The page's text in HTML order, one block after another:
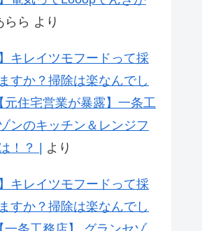
らら より
キレイツモフードって採
すか？掃除は楽なんでし
【元住宅営業が暴露】一条工
ンのキッチン＆レンジフ
！？ |
より
キレイツモフードって採
すか？掃除は楽なんでし